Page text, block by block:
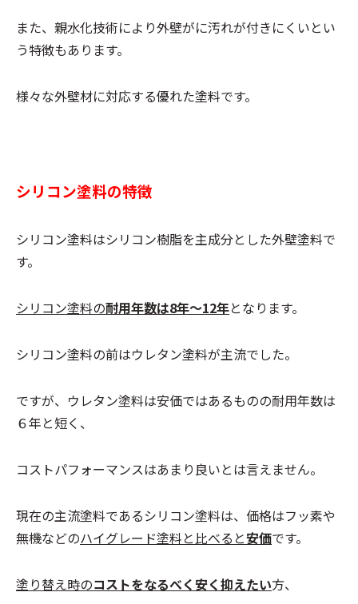
また、親水化技術により外壁がに汚れが付きにくいとい
う特徴もあります。
様々な外壁材に対応する優れた塗料です。
シリコン塗料の特徴
シリコン塗料はシリコン樹脂を主成分とした外壁塗料で
す。
シリコン塗料の耐用年数は8年～12年となります。
シリコン塗料の前はウレタン塗料が主流でした。
ですが、ウレタン塗料は安価ではあるものの耐用年数は
６年と短く、
コストパフォーマンスはあまり良いとは言えません。
現在の主流塗料であるシリコン塗料は、価格はフッ素や
無機などのハイグレード塗料と比べると安価です。
塗り替え時のコストをなるべく安く抑えたい方、